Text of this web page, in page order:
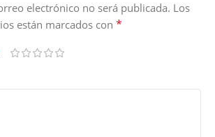
electrónico no será publicada. Los
están marcados con *